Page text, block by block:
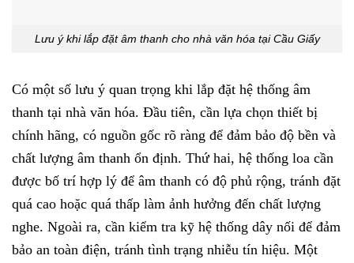
Lưu ý khi lắp đặt âm thanh cho nhà văn hóa tại Cầu Giấy
Có một số lưu ý quan trọng khi lắp đặt hệ thống âm
thanh tại nhà văn hóa. Đầu tiên, cần lựa chọn thiết bị
chính hãng, có nguồn gốc rõ ràng để đảm bảo độ bền và
chất lượng âm thanh ổn định. Thứ hai, hệ thống loa cần
được bố trí hợp lý để âm thanh có độ phủ rộng, tránh đặt
quá cao hoặc quá thấp làm ảnh hưởng đến chất lượng
nghe. Ngoài ra, cần kiểm tra kỹ hệ thống dây nối để đảm
bảo an toàn điện, tránh tình trạng nhiễu tín hiệu. Một